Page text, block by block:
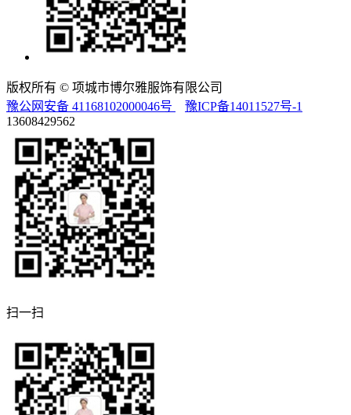
版权所有 © 项城市博尔雅服饰有限公司
豫公网安备 41168102000046号
豫ICP备14011527号-1
13608429562
扫一扫